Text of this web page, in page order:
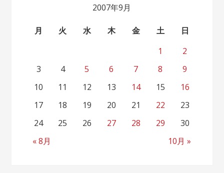
2007年9月
月 火 水 木 金 土 日
« 8月 10月 »
1
2
3
4 5 6 7 8
9
10
11 12 13 14 15
16
17
18 19 20 21 22
23
24
25 26 27 28 29 30